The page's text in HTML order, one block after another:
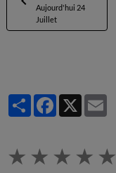
Aujourd'hui 24
Juillet
PartagerFacebook
X
★ ★ ★ ★ ★